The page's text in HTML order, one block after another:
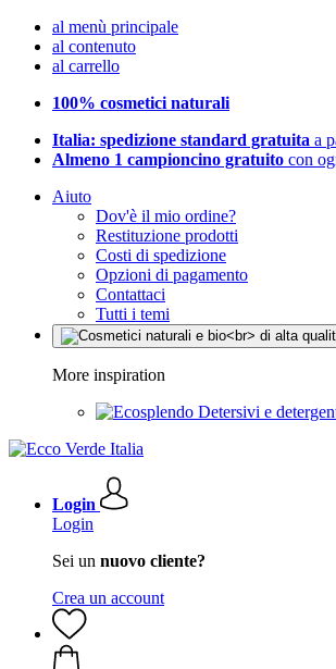
al menù principale
al contenuto
al carrello
100% cosmetici naturali
Italia: spedizione standard gratuita a
Almeno 1 campioncino gratuito con
Aiuto
Dov'è il mio ordine?
Restituzione prodotti
Costi di spedizione
Opzioni di pagamento
Contattaci
Tutti i temi
More inspiration
Detersivi e
Login
Login
Sei un nuovo cliente?
Crea un account